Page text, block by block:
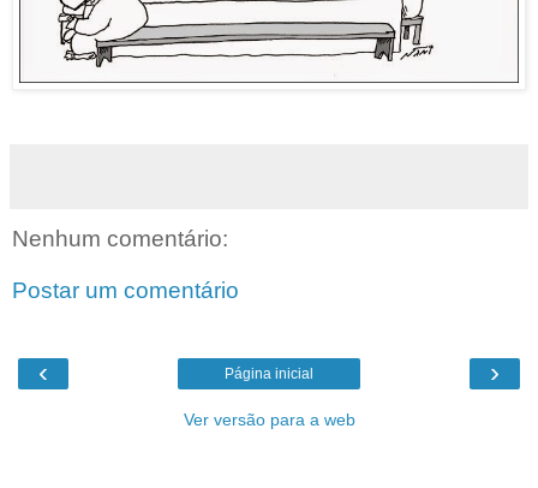
Nenhum comentário:
Postar um comentário
‹ ›
Página inicial
Ver versão para a web